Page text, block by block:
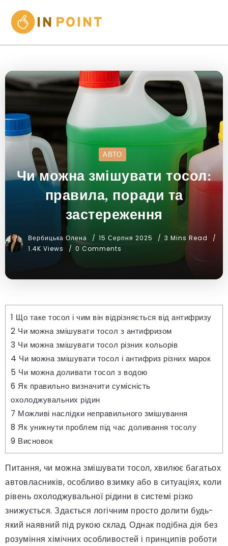
АВТО
Чи можна змішувати тосол:
правила, поради та
застереження
Вербицька Олена 15 Серпня 2025
3 Mins Read
1.4K Views
0 Comments
1 Що таке тосол і чим він відрізняється від антифризу
2 Чи можна змішувати тосол з антифризом
3 Чи можна змішувати тосол різних кольорів
4 Чи можна змішувати тосол і антифриз різних марок
5 Чи можна доливати тосол з водою
6 Як правильно визначити сумісність
охолоджувальних рідин
7 Можливі наслідки неправильного змішування
8 Як уникнути проблем під час доливання тосолу
9 Висновок
Питання, чи можна змішувати тосол, хвилює багатьох
автовласників, особливо взимку або в ситуаціях, коли
рівень охолоджувальної рідини в системі різко
знижується. Здається логічним просто долити будь-
який наявний під рукою склад. Однак подібна дія без
розуміння хімічних особливостей і принципів роботи